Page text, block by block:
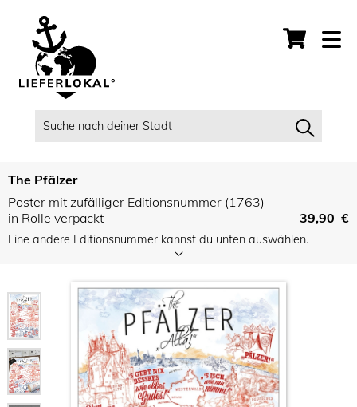
The Pfälzer
Poster mit zufälliger Editionsnummer (1763)
in Rolle verpackt
39,90 €
Eine andere Editionsnummer kannst du unten auswählen.